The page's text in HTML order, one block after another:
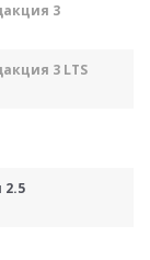
3
3 LTS
2.5